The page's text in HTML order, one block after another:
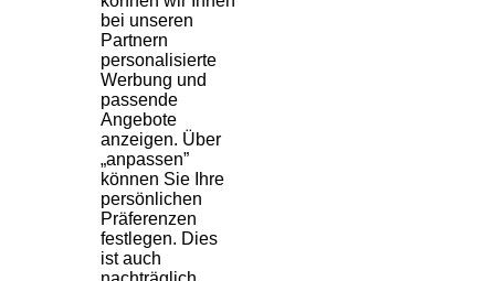
bei unseren
Partnern
personalisierte
Werbung und
passende
Angebote
anzeigen. Über
„anpassen”
können Sie Ihre
persönlichen
Präferenzen
festlegen. Dies
ist auch